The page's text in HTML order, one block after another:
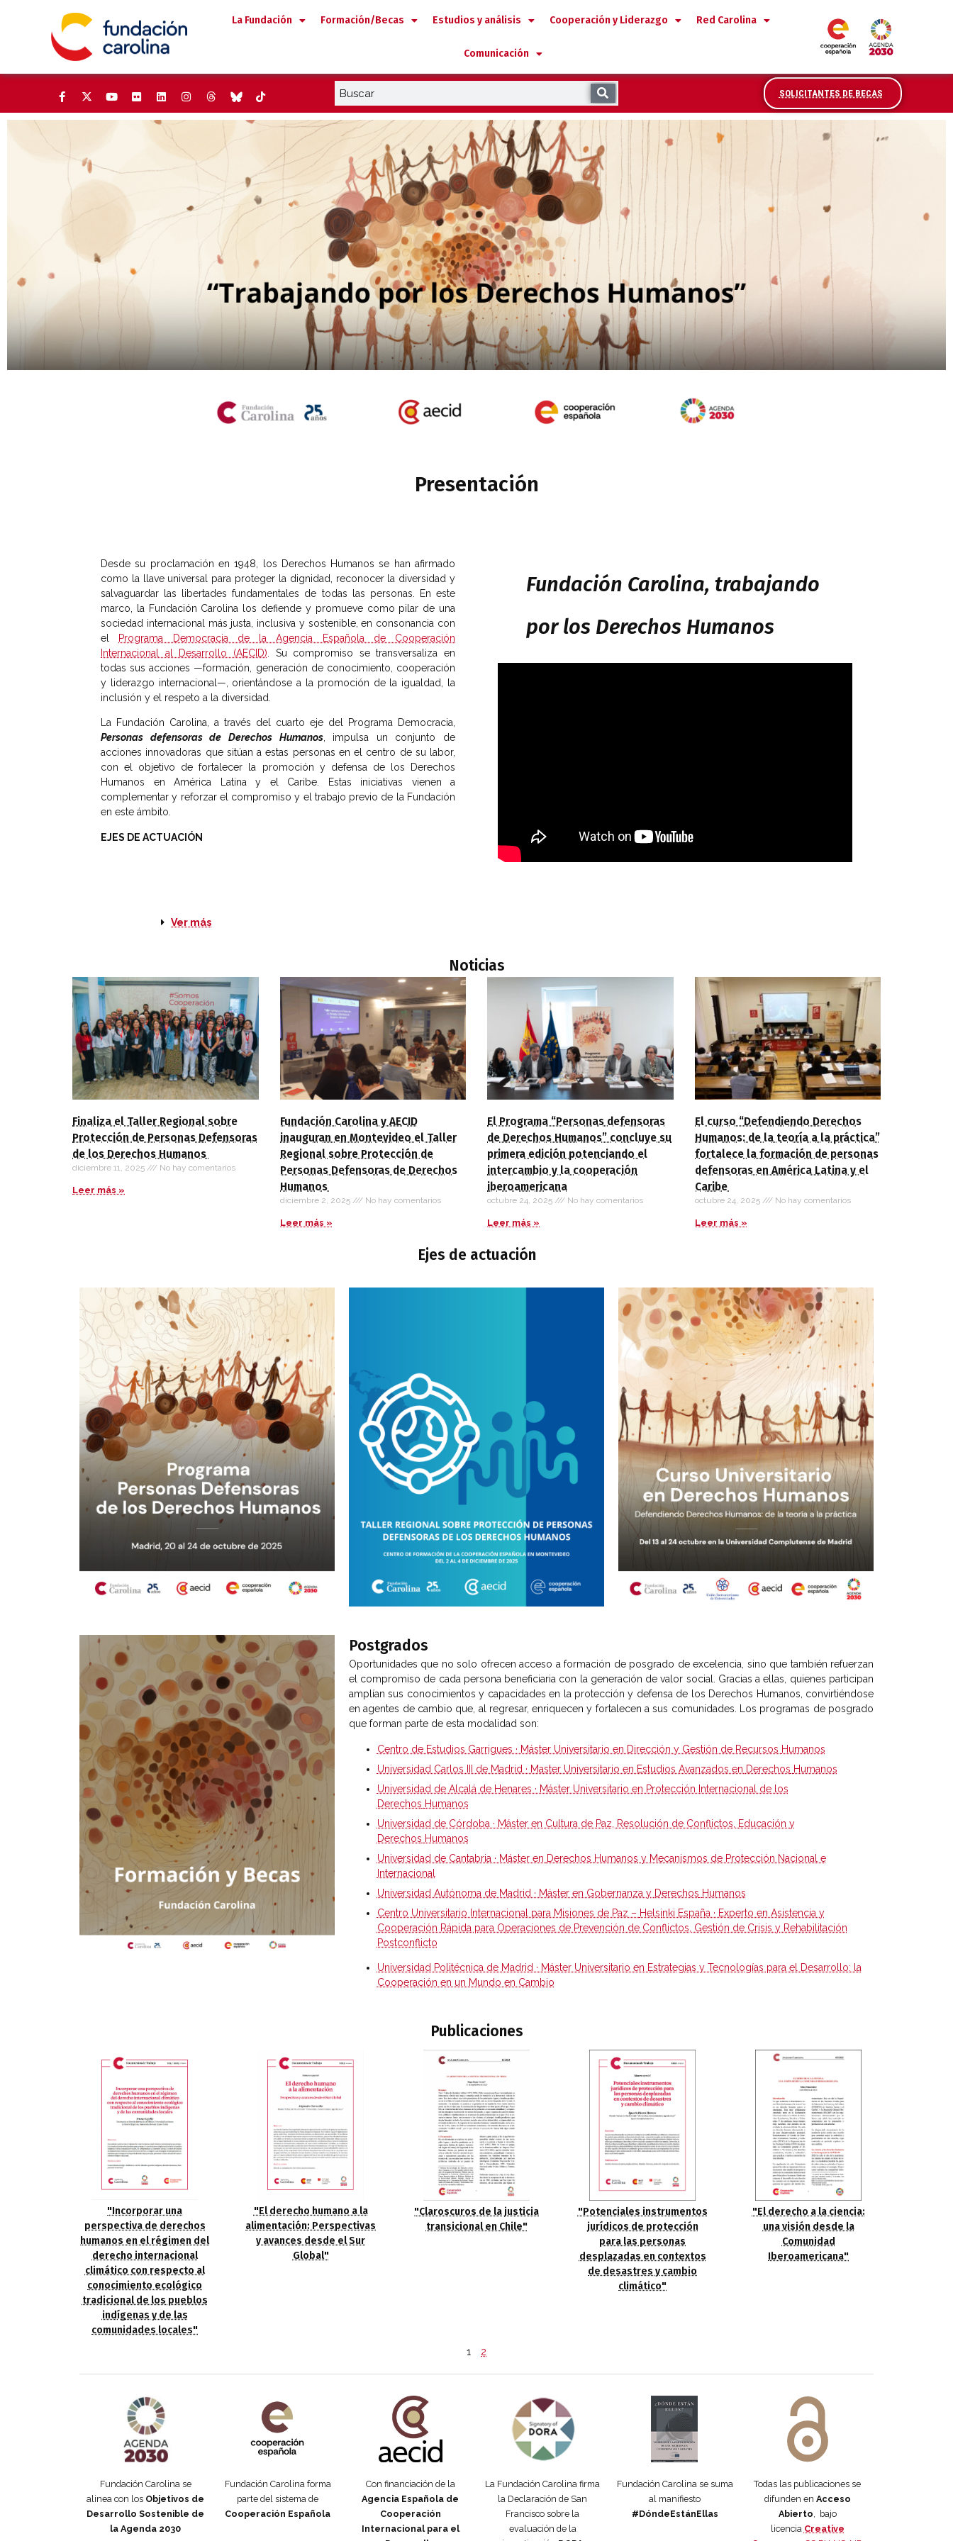
La Fundación Formación/Becas Estudios y análisis Cooperación y Liderazgo Red Carolina
Comunicación
SOLICITANTES DE BECAS
II Convocatoria Premios Universidad, Conocimiento y Agenda 2030
Presentación
Desde su proclamación en 1948, los Derechos Humanos se han afirmado
como la llave universal para proteger la dignidad, reconocer la diversidad y
salvaguardar las libertades fundamentales de todas las personas. En este
marco, la Fundación Carolina los defiende y promueve como pilar de una
sociedad internacional más justa, inclusiva y sostenible, en consonancia con
el
Programa Democracia de la Agencia Española de Cooperación
Internacional al Desarrollo (AECID) . Su compromiso se transversaliza en
todas sus acciones —formación, generación de conocimiento, cooperación
y liderazgo internacional—, orientándose a la promoción de la igualdad, la
inclusión y el respeto a la diversidad.
La Fundación Carolina, a través del cuarto eje del Programa Democracia,
Personas defensoras de Derechos Humanos, impulsa un conjunto de
acciones innovadoras que sitúan a estas personas en el centro de su labor,
con el objetivo de fortalecer la promoción y defensa de los Derechos
Humanos en América Latina y el Caribe. Estas iniciativas vienen a
complementar y reforzar el compromiso y el trabajo previo de la Fundación
en este ámbito.
EJES DE ACTUACIÓN
Fundación Carolina, trabajando
por los Derechos Humanos
Ver más
Noticias
Finaliza el Taller Regional sobre
Protección de Personas Defensoras
de los Derechos Humanos
diciembre 11, 2025 No hay comentarios
Leer más »
Fundación Carolina y AECID
inauguran en Montevideo el Taller
Regional sobre Protección de
Personas Defensoras de Derechos
Humanos
diciembre 2, 2025 No hay comentarios
Leer más »
El Programa “Personas defensoras
de Derechos Humanos” concluye su
primera edición potenciando el
intercambio y la cooperación
iberoamericana
octubre 24, 2025 No hay comentarios
Leer más »
El curso “Defendiendo Derechos
Humanos: de la teoría a la práctica”
fortalece la formación de personas
defensoras en América Latina y el
Caribe
octubre 24, 2025 No hay comentarios
Leer más »
Ejes de actuación
Postgrados
Oportunidades que no solo ofrecen acceso a formación de posgrado de excelencia, sino que también refuerzan
el compromiso de cada persona beneficiaria con la generación de valor social. Gracias a ellas, quienes participan
amplían sus conocimientos y capacidades en la protección y defensa de los Derechos Humanos, convirtiéndose
en agentes de cambio que, al regresar, enriquecen y fortalecen a sus comunidades. Los programas de posgrado
que forman parte de esta modalidad son:
Centro de Estudios Garrigues · Máster Universitario en Dirección y Gestión de Recursos Humanos
Universidad Carlos III de Madrid · Master Universitario en Estudios Avanzados en Derechos Humanos
Universidad de Alcalá de Henares · Máster Universitario en Protección Internacional de los
Derechos Humanos
Universidad de Córdoba · Máster en Cultura de Paz, Resolución de Conflictos, Educación y
Derechos Humanos
Universidad de Cantabria · Máster en Derechos Humanos y Mecanismos de Protección Nacional e
Internacional
Universidad Autónoma de Madrid · Máster en Gobernanza y Derechos Humanos
Centro Universitario Internacional para Misiones de Paz – Helsinki España · Experto en Asistencia y
Cooperación Rápida para Operaciones de Prevención de Conflictos, Gestión de Crisis y Rehabilitación
Postconflicto
Universidad Politécnica de Madrid · Máster Universitario en Estrategias y Tecnologías para el Desarrollo: la
Cooperación en un Mundo en Cambio
Publicaciones
"Incorporar una
perspectiva de derechos
humanos en el régimen del
derecho internacional
climático con respecto al
conocimiento ecológico
tradicional de los pueblos
indígenas y de las
comunidades locales"
"El derecho humano a la
alimentación: Perspectivas
y avances desde el Sur
Global"
"Claroscuros de la justicia
transicional en Chile"
"Potenciales instrumentos
jurídicos de protección
para las personas
desplazadas en contextos
de desastres y cambio
climático"
"El derecho a la ciencia:
una visión desde la
Comunidad
Iberoamericana"
1 2
Fundación Carolina se
alinea con los Objetivos de
Desarrollo Sostenible de
la Agenda 2030
Fundación Carolina forma
parte del sistema de
Cooperación Española
Con financiación de la
Agencia Española de
Cooperación
Internacional para el
La Fundación Carolina firma
la Declaración de San
Francisco sobre la
evaluación de la
Fundación Carolina se suma
al manifiesto
#DóndeEstánEllas
Todas las publicaciones se
difunden en Acceso
Abierto , bajo
licencia Creative